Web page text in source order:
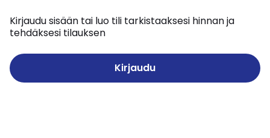
Kirjaudu sisään tai luo tili tarkistaaksesi hinnan ja
tehdäksesi tilauksen
Kirjaudu